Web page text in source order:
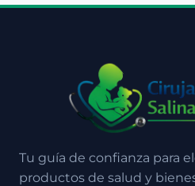
Tu guía de confianza para
productos de salud y